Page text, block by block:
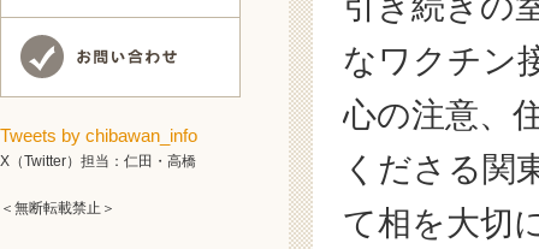
なワクチン
心の注意、
くださる関
て相を大切
Tweets by chibawan_info
X（Twitter）担当：仁田・高橋
＜無断転載禁止＞